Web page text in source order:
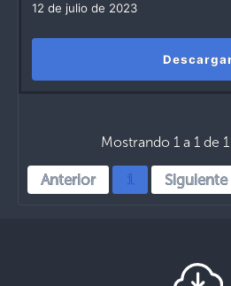
12 de julio de 2023
Mostrando 1 a 1 de
Anterior 1 Siguiente